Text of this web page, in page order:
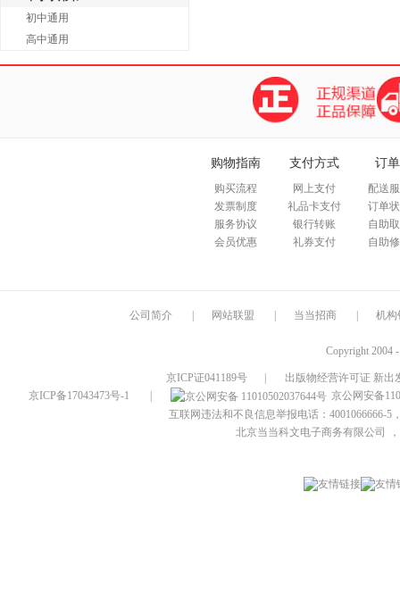
初中通用
高中通用
购物指南
购买流程
发票制度
服务协议
会员优惠
支付方式
网上支付
礼品卡支付
银行转账
礼券支付
订
配送
订单
自助
自助
公司简介 网站联盟 当当招商 机构
Copyright 2004
京ICP证041189号
出版物经营许可证 新出
京ICP备17043473号-1
京公网安备
互联网违法和不良信息举报电话：4001066666-5
北京当当科文电子商务有限公司